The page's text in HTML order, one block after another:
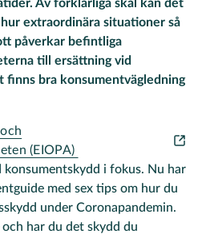
Av förklarliga skäl kan det
extraordinära situationer så
påverkar befintliga
till ersättning vid
finns bra konsumentvägledning
(EIOPA)
konsumentskydd i fokus. Nu har
med sex tips om hur du
under Coronapandemin.
har du det skydd du